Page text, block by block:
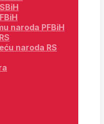
naroda PFBiH
naroda RS